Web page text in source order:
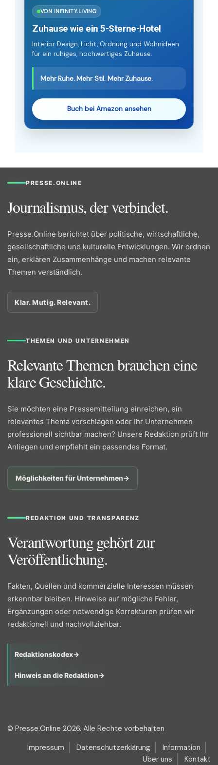
VON INFINITY.LIVING
Zuhause wie ein 5-Sterne-Hotel
Interior Design, Licht, Ordnung und Wohnideen
für ein ruhiges, hochwertiges Zuhause.
Mehr Ruhe. Mehr Stil. Mehr Zuhause.
Buch bei Amazon ansehen
PRESSE.ONLINE
Journalismus, der verbindet.
Presse.Online berichtet über politische, wirtschaftliche,
gesellschaftliche und kulturelle Entwicklungen. Wir ordnen
ein, erklären Zusammenhänge und machen relevante
Themen verständlich.
Klar. Mutig. Relevant.
THEMEN UND UNTERNEHMEN
Relevante Themen brauchen eine
klare Geschichte.
Sie möchten eine Pressemitteilung einreichen, ein
relevantes Thema vorschlagen oder Ihr Unternehmen
professionell sichtbar machen? Unsere Redaktion prüft Ihr
Anliegen und empfiehlt ein passendes Format.
Möglichkeiten für Unternehmen→
REDAKTION UND TRANSPARENZ
Verantwortung gehört zur
Veröffentlichung.
Fakten, Quellen und kommerzielle Interessen müssen
erkennbar bleiben. Hinweise auf mögliche Fehler,
Ergänzungen oder notwendige Korrekturen prüfen wir
redaktionell und nachvollziehbar.
Redaktionskodex→
Hinweis an die Redaktion→
© Presse.Online 2026. Alle Rechte vorbehalten
Impressum
Datenschutzerklärung
Information
Über uns
Kontakt